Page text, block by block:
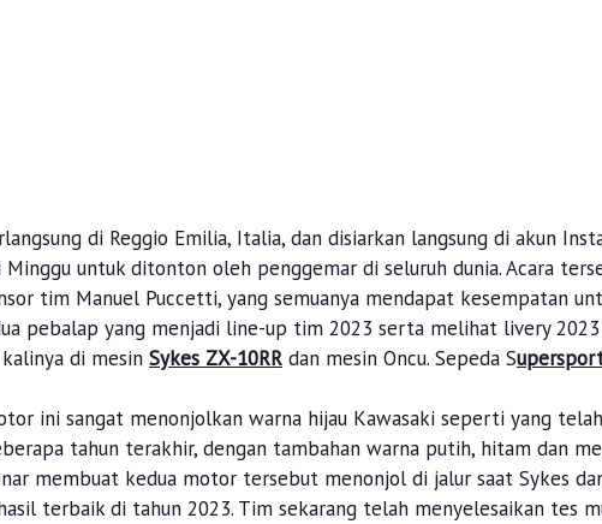
di Reggio Emilia, Italia, dan disiarkan langsung di akun
Minggu untuk ditonton oleh penggemar di seluruh dunia. Acara
tim Manuel Puccetti, yang semuanya mendapat kesempatan
pebalap yang menjadi line-up tim 2023 serta melihat livery
di mesin Sykes ZX-10RR dan mesin Oncu. Sepeda S
ini sangat menonjolkan warna hijau Kawasaki seperti yang
tahun terakhir, dengan tambahan warna putih, hitam dan
membuat kedua motor tersebut menonjol di jalur saat Sykes
terbaik di tahun 2023. Tim sekarang telah menyelesaikan tes